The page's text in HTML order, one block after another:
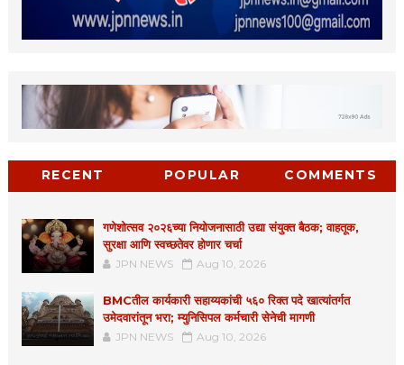
RECENT POPULAR COMMENTS
गणेशोत्सव २०२६च्या नियोजनासाठी उद्या संयुक्त बैठक; वाहतूक,
सुरक्षा आणि स्वच्छतेवर होणार चर्चा
JPN NEWS Aug 10, 2026
BMCतील कार्यकारी सहाय्यकांची ५६० रिक्त पदे खात्यांतर्गत
उमेदवारांतून भरा; म्युनिसिपल कर्मचारी सेनेची मागणी
JPN NEWS Aug 10, 2026